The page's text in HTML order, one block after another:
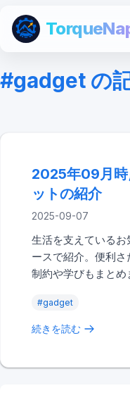
#gadget の
2025年09月時
hobby
2025年09月時
ットの紹介
2025-09-07
生活を支えている
ースで紹介。便利
制約や学びもまとめ
#gadget
続きを読む